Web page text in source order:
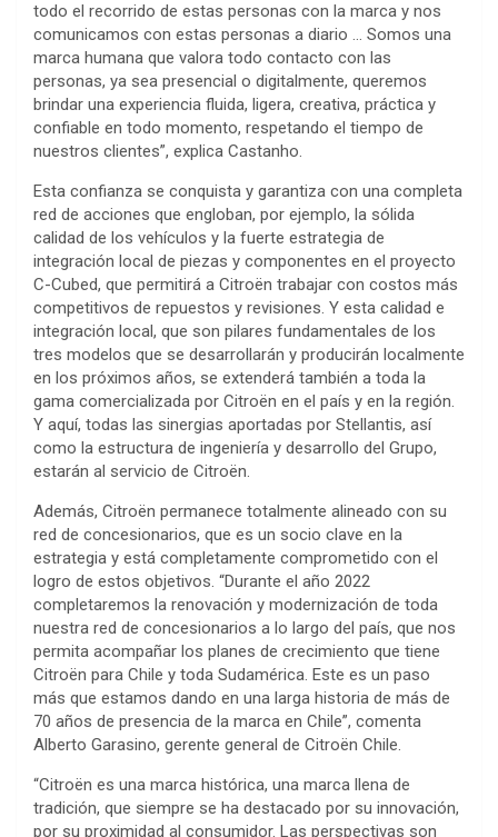
todo el recorrido de estas personas con la marca y nos
comunicamos con estas personas a diario … Somos una
marca humana que valora todo contacto con las
personas, ya sea presencial o digitalmente, queremos
brindar una experiencia fluida, ligera, creativa, práctica y
confiable en todo momento, respetando el tiempo de
nuestros clientes”, explica Castanho.
Esta confianza se conquista y garantiza con una completa
red de acciones que engloban, por ejemplo, la sólida
calidad de los vehículos y la fuerte estrategia de
integración local de piezas y componentes en el proyecto
C-Cubed, que permitirá a Citroën trabajar con costos más
competitivos de repuestos y revisiones. Y esta calidad e
integración local, que son pilares fundamentales de los
tres modelos que se desarrollarán y producirán localmente
en los próximos años, se extenderá también a toda la
gama comercializada por Citroën en el país y en la región.
Y aquí, todas las sinergias aportadas por Stellantis, así
como la estructura de ingeniería y desarrollo del Grupo,
estarán al servicio de Citroën.
Además, Citroën permanece totalmente alineado con su
red de concesionarios, que es un socio clave en la
estrategia y está completamente comprometido con el
logro de estos objetivos. “Durante el año 2022
completaremos la renovación y modernización de toda
nuestra red de concesionarios a lo largo del país, que nos
permita acompañar los planes de crecimiento que tiene
Citroën para Chile y toda Sudamérica. Este es un paso
más que estamos dando en una larga historia de más de
70 años de presencia de la marca en Chile”, comenta
Alberto Garasino, gerente general de Citroën Chile.
“Citroën es una marca histórica, una marca llena de
tradición, que siempre se ha destacado por su innovación,
por su proximidad al consumidor. Las perspectivas son